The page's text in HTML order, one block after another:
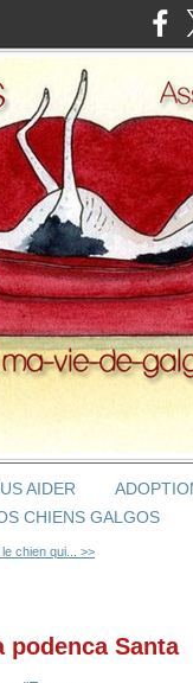
AIDER
CHIENS GALGOS
chien qui... >>
Santa